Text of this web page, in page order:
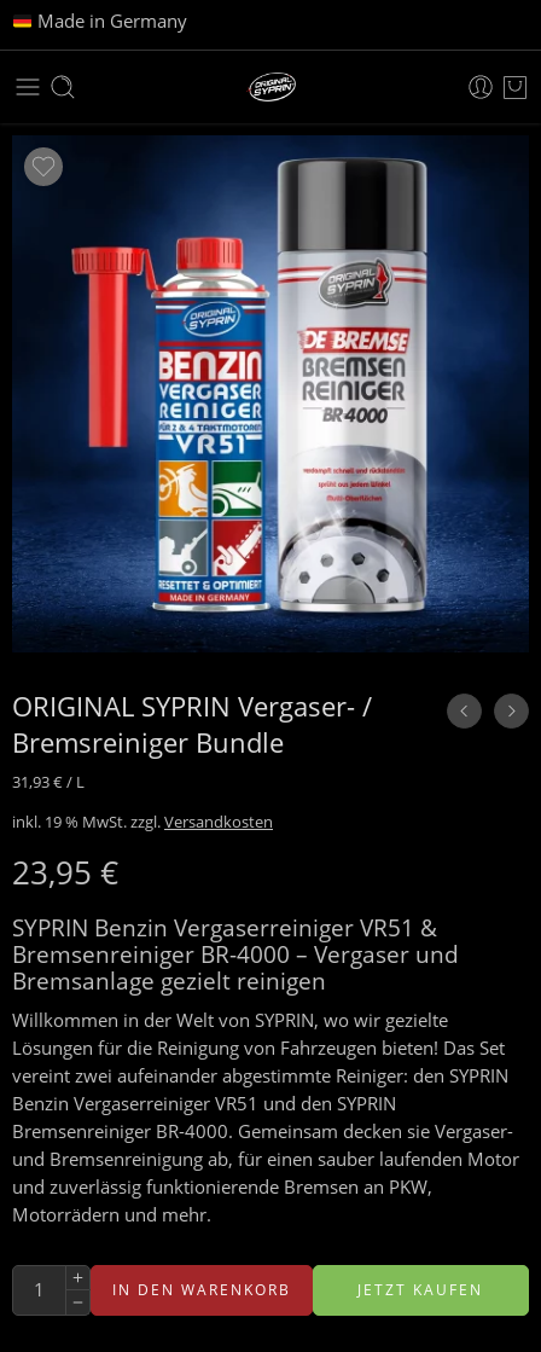
Made in Germany
ORIGINAL SYPRIN Vergaser- /
Bremsreiniger Bundle
31,93€/ L
inkl. 19 % MwSt.zzgl.Versandkosten
23,95 €
SYPRIN Benzin Vergaserreiniger VR51 &
Bremsenreiniger BR-4000 – Vergaser und
Bremsanlage gezielt reinigen
Willkommen in der Welt von SYPRIN, wo wir gezielte
Lösungen für die Reinigung von Fahrzeugen bieten! Das Set
vereint zwei aufeinander abgestimmte Reiniger: den SYPRIN
Benzin Vergaserreiniger VR51 und den SYPRIN
Bremsenreiniger BR-4000. Gemeinsam decken sie Vergaser-
und Bremsenreinigung ab, für einen sauber laufenden Motor
und zuverlässig funktionierende Bremsen an PKW,
Motorrädern und mehr.
IN DEN WARENKORB JETZT KAUFEN